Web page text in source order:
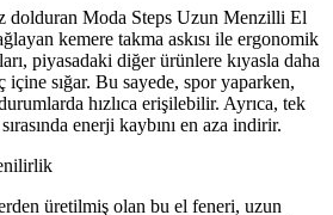
dolduran Moda Steps Uzun Menzilli El
kemere takma askısı ile ergonomik
piyasadaki diğer ürünlere kıyasla daha
içine sığar. Bu sayede, spor yaparken,
hızlıca erişilebilir. Ayrıca, tek
enerji kaybını en aza indirir.
üretilmiş olan bu el feneri, uzun